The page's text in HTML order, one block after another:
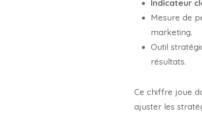
Indicateur
Mesure de
marketing.
Outil
résultats.
Ce chiffre joue
ajuster les